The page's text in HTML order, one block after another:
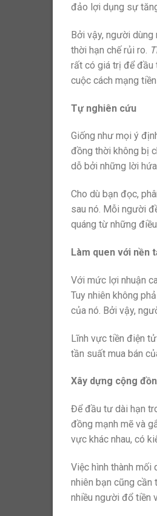
đảo lợi dụng sự
Bởi vậy, người
thời hạn chế rủi ro.
rất có giá trị để đầu
cuộc cách mạng
Tự nghiên cứu
Giống như mọi ý
đồng thời không bị
dỗ bởi những lời
Cho dù bạn đọc,
sau nó. Mỗi người
quáng từ những
Làm quen với nền
Với mức lợi nhuận
Tuy nhiên không
của nó. Bởi vậy,
Lĩnh vực tiền điện
tần suất mua bán
Xây dựng cộng
Để đầu tư dài hạn
đồng mạnh mẽ và
vực khác nhau, có
Việc hình thành mối
nhiên bạn cũng cần
nhiều người đổ tiền